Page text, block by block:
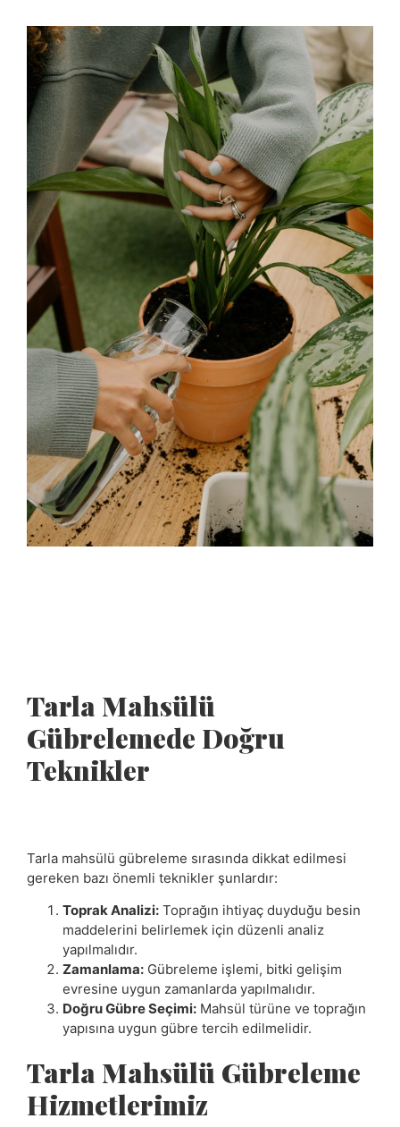
Tarla Mahsülü
Gübrelemede Doğru
Teknikler
Tarla mahsülü gübreleme sırasında dikkat edilmesi
gereken bazı önemli teknikler şunlardır:
Toprak Analizi: Toprağın ihtiyaç duyduğu besin
maddelerini belirlemek için düzenli analiz
yapılmalıdır.
Zamanlama: Gübreleme işlemi, bitki gelişim
evresine uygun zamanlarda yapılmalıdır.
Doğru Gübre Seçimi: Mahsül türüne ve toprağın
yapısına uygun gübre tercih edilmelidir.
Tarla Mahsülü Gübreleme
Hizmetlerimiz